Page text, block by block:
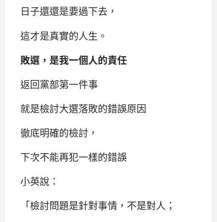
日子還還是要過下去，
這才是真實的人生。
敗選，是我一個人的責任
返回黨部第一件事
就是檢討大選落敗的錯誤原因
徹底明確的檢討，
下次不能再犯一樣的錯誤
小英說：
「檢討問題是針對事情，不是對人；